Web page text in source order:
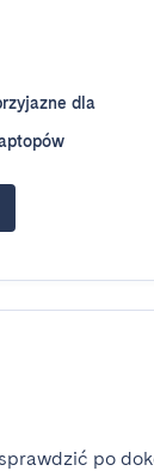
dla
po